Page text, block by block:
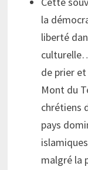
la
liberté
de prier
Mont du
chrétiens
pays
malgré la